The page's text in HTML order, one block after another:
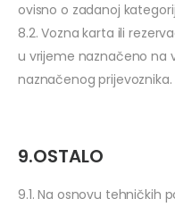
ovisno o zadanoj
8.2. Vozna karta ili
u vrijeme naznačeno na
naznačenog prijevoznika.
9.OSTALO
9.1. Na osnovu tehničkih